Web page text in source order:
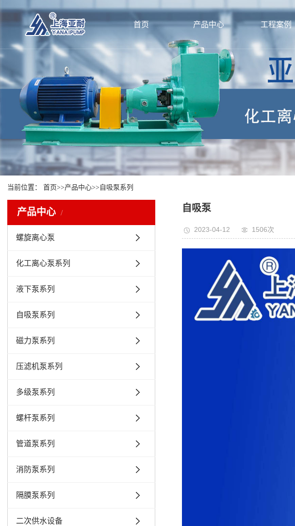
首页 产品中心 工程案例
当前位置： 首页>>产品中心>> 自吸泵系列
产品中心
螺旋离心泵
化工离心泵系列
液下泵系列
自吸泵系列
磁力泵系列
压滤机泵系列
多级泵系列
螺杆泵系列
管道泵系列
消防泵系列
隔膜泵系列
二次供水设备
自吸泵
2023-04-12 1506次